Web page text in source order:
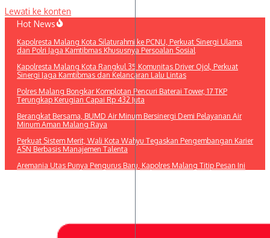
Lewati ke konten
Hot News
Kapolresta Malang Kota Silaturahmi ke PCNU, Perkuat Sinergi Ulama
dan Polri Jaga Kamtibmas Khususnya Persoalan Sosial
Kapolresta Malang Kota Rangkul 35 Komunitas Driver Ojol, Perkuat
Sinergi Jaga Kamtibmas dan Kelancaran Lalu Lintas
Polres Malang Bongkar Komplotan Pencuri Baterai Tower, 17 TKP
Terungkap Kerugian Capai Rp 432 Juta
Berangkat Bersama, BUMD Air Minum Bersinergi Demi Pelayanan Air
Minum Aman Malang Raya
Perkuat Sistem Merit, Wali Kota Wahyu Tegaskan Pengembangan Karier
ASN Berbasis Manajemen Talenta
Aremania Utas Punya Pengurus Baru, Kapolres Malang Titip Pesan Ini